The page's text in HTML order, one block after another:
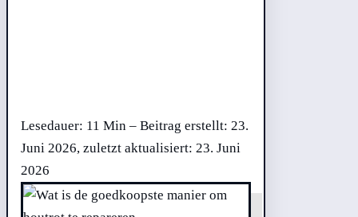
Lesedauer: 11 Min – Beitrag erstellt: 23.
Juni 2026, zuletzt aktualisiert: 23. Juni
2026